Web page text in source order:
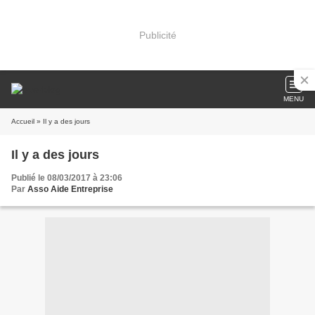
Publicité
MENU
Accueil » Il y a des jours
Il y a des jours
Publié le 08/03/2017 à 23:06
Par Asso Aide Entreprise